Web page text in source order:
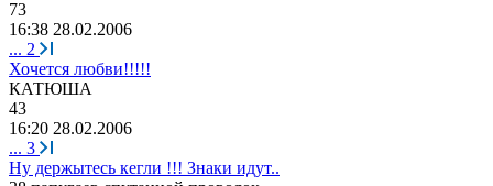
73
16:38 28.02.2006
... 2
Хочется любви!!!!!
КАТЮША
43
16:20 28.02.2006
... 3
Ну держытесь кегли !!! Знаки идут..